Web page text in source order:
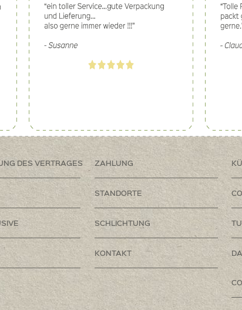
DES VERTRAGES ZAHLUNG
STANDORTE
SCHLICHTUNG
KONTAKT